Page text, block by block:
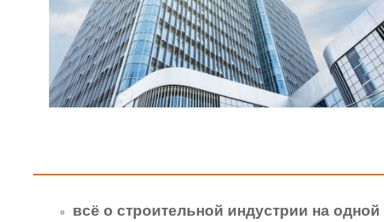
всё о строительной индустрии на